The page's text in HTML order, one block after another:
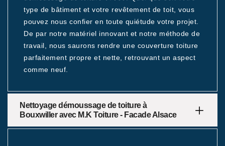
type de bâtiment et votre revêtement de toit, vous
pouvez nous confier en toute quiétude votre projet.
De par notre matériel innovant et notre méthode de
travail, nous saurons rendre une couverture toiture
parfaitement propre et nette, retrouvant un aspect
comme neuf.
Nettoyage démoussage de toiture à
Bouxwiller avec M.K Toiture - Facade Alsace